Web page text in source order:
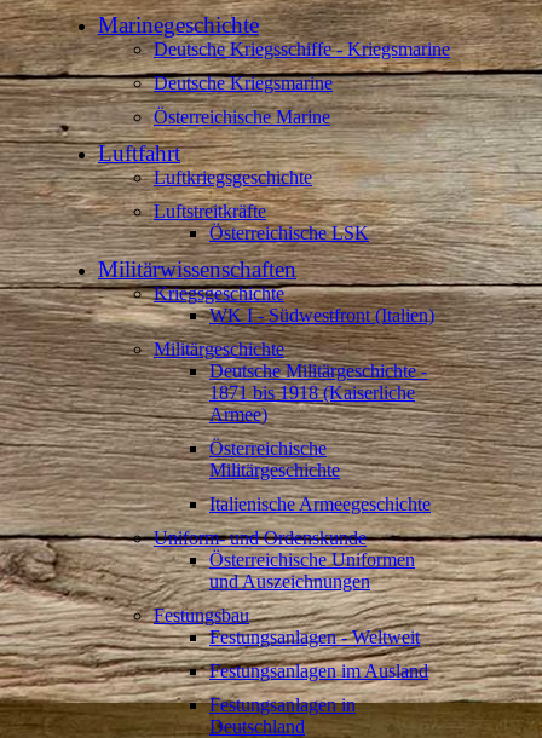
Marinegeschichte
Deutsche Kriegsschiffe - Kriegsmarine
Deutsche Kriegsmarine
Österreichische Marine
Luftfahrt
Luftkriegsgeschichte
Luftstreitkräfte
Österreichische LSK
Militärwissenschaften
Kriegsgeschichte
WK I - Südwestfront (Italien)
Militärgeschichte
Deutsche Militärgeschichte -
1871 bis 1918 (Kaiserliche
Armee)
Österreichische
Militärgeschichte
Italienische Armeegeschichte
Uniform- und Ordenskunde
Österreichische Uniformen
und Auszeichnungen
Festungsbau
Festungsanlagen - Weltweit
Festungsanlagen im Ausland
Festungsanlagen in
Deutschland